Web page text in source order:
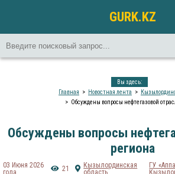
GURK.KZ
Вы здесь:
Главная
Новостная лента
Обсуждены вопросы нефтегазовой
Обсуждены вопросы
региона
03 Июня 2026
года
21
Кызылординская
область
ГУ